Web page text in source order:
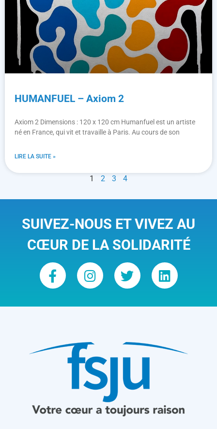
HUMANFUEL – Axiom 2
Axiom 2 Dimensions : 120 x 120 cm Humanfuel est un artiste
né en France, qui vit et travaille à Paris. Au cours de son
LIRE LA SUITE »
1 2 3 4
SUIVEZ-NOUS ET VIVEZ AU
CŒUR DE LA SOLIDARITÉ